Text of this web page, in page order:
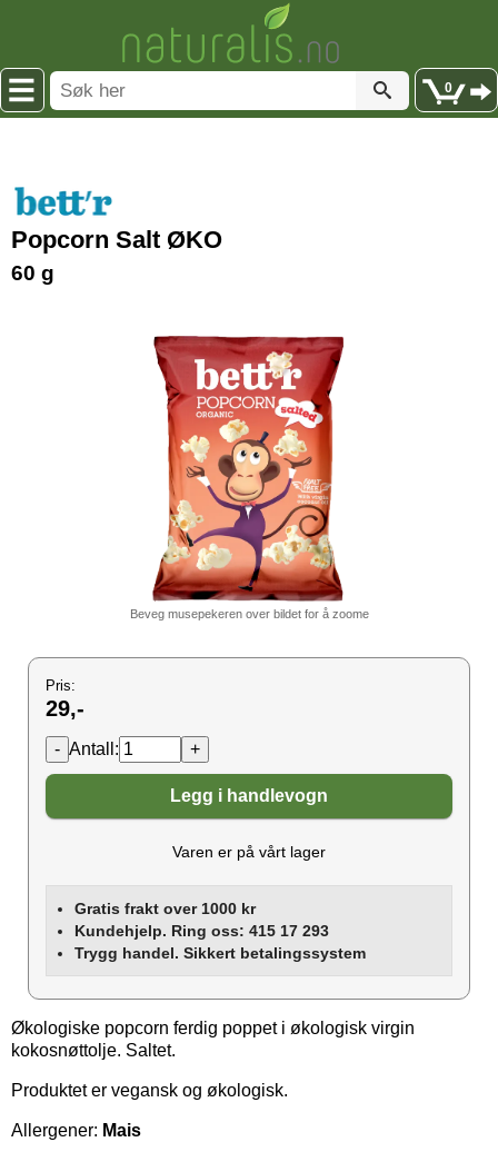
0
Popcorn Salt ØKO
60 g
Beveg musepekeren over bildet for å zoome
Pris:
29,-
Antall:
Legg i handlevogn
Varen er på vårt lager
Gratis frakt over 1000 kr
Kundehjelp. Ring oss: 415 17 293
Trygg handel. Sikkert betalingssystem
Økologiske popcorn ferdig poppet i økologisk virgin
kokosnøttolje. Saltet.
Produktet er vegansk og økologisk.
Allergener: Mais